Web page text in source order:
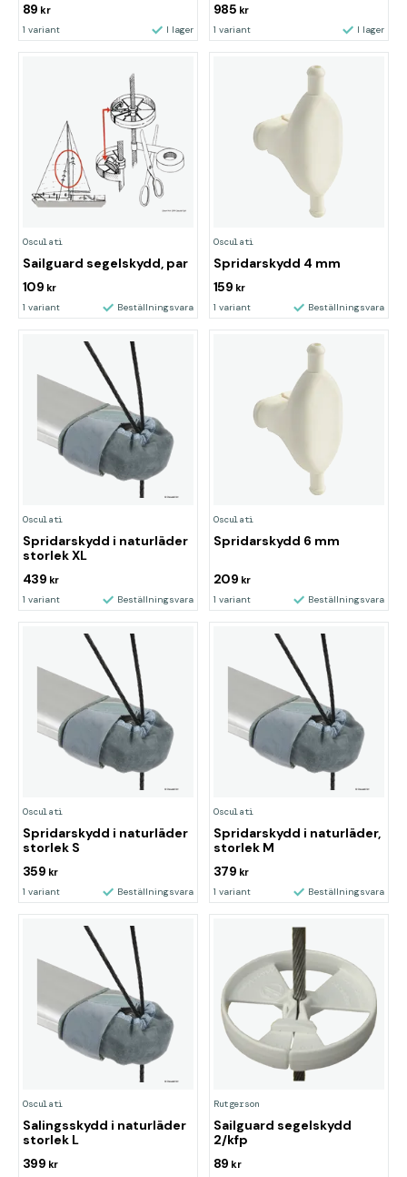
89 kr
1 variant I lager
985 kr
1 variant I lager
Osculati
Sailguard segelskydd, par
109 kr
1 variant Beställningsvara
Osculati
Spridarskydd 4 mm
159 kr
1 variant Beställningsvara
Osculati
Spridarskydd i naturläder
storlek XL
439 kr
1 variant Beställningsvara
Osculati
Spridarskydd 6 mm
209 kr
1 variant Beställningsvara
Osculati
Spridarskydd i naturläder
storlek S
359 kr
1 variant Beställningsvara
Osculati
Spridarskydd i naturläder,
storlek M
379 kr
1 variant Beställningsvara
Osculati
Salingsskydd i naturläder
storlek L
399 kr
Rutgerson
Sailguard segelskydd
2/kfp
89 kr